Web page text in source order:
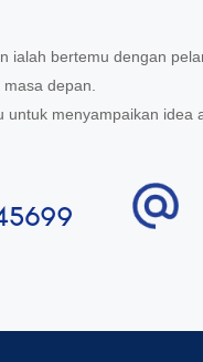
ialah bertemu dengan
depan.
untuk menyampaikan idea